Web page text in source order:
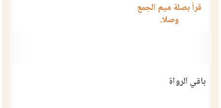
قرأ بصلة ميم الجمع
وصلا.
باقي الرواة